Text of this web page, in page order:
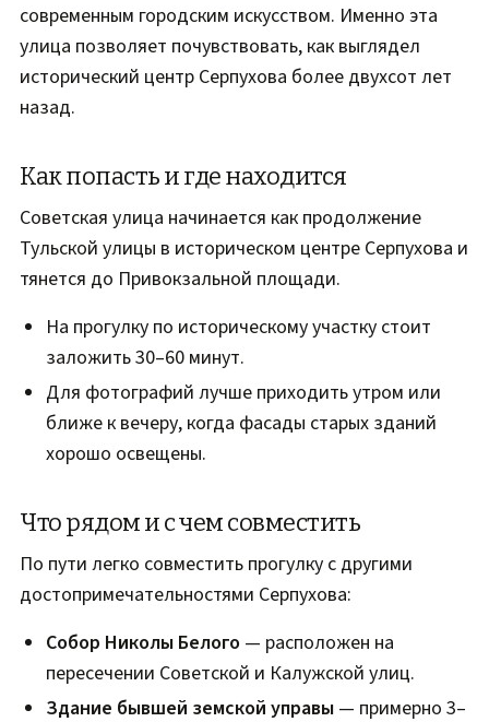
современным городским искусством. Именно эта
улица позволяет почувствовать, как выглядел
исторический центр Серпухова более двухсот лет
назад.
Как попасть и где находится
Советская улица начинается как продолжение
Тульской улицы в историческом центре Серпухова и
тянется до Привокзальной площади.
На прогулку по историческому участку стоит
заложить 30–60 минут.
Для фотографий лучше приходить утром или
ближе к вечеру, когда фасады старых зданий
хорошо освещены.
Что рядом и с чем совместить
По пути легко совместить прогулку с другими
достопримечательностями Серпухова:
Собор Николы Белого — расположен на
пересечении Советской и Калужской улиц.
Здание бывшей земской управы — примерно 3–